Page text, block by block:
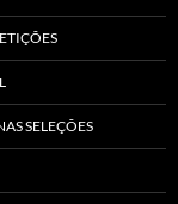
SELEÇÕES